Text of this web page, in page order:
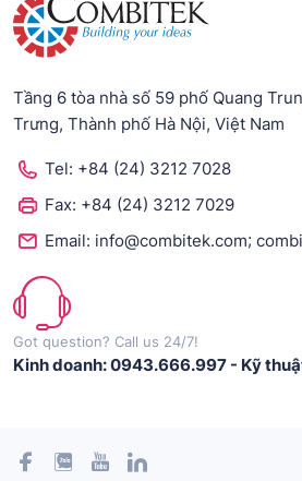
Tầng 6 tòa nhà số 59 phố Quang
Trưng, Thành phố Hà Nội, Việt Nam
Tel: +84 (24) 3212 7028
Fax: +84 (24) 3212 7029
Email: info@combitek.com;
Got question? Call us 24/7!
Kinh doanh: 0943.666.997 - Kỹ